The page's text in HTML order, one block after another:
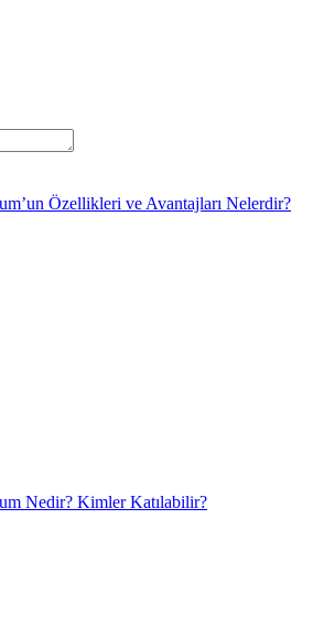
Özellikleri ve Avantajları Nelerdir?
Nedir? Kimler Katılabilir?